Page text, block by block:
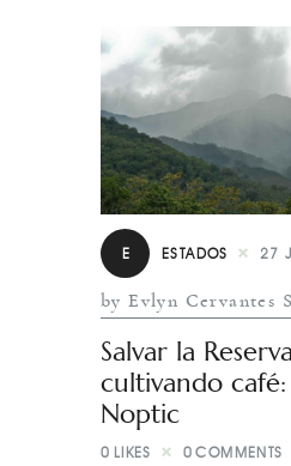
E ESTADOS 27
by Evlyn Cervantes
Salvar la
cultivando
Noptic
0 LIKES 0 COMMENTS